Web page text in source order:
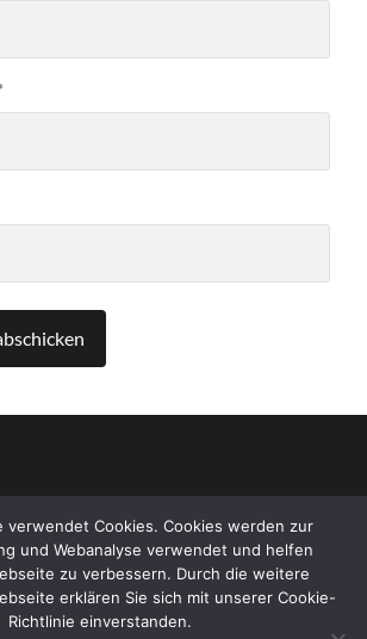
verwendet Cookies. Cookies werden zur
und Webanalyse verwendet und helfen
zu verbessern. Durch die weitere
erklären Sie sich mit unserer Cookie-
Richtlinie einverstanden.